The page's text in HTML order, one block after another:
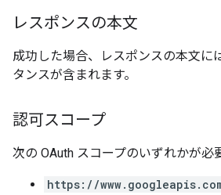
レスポンスの本文
成功した場合、レスポンスの本文に
タンスが含まれます。
認可スコープ
次の OAuth スコープのいずれかが必
https://